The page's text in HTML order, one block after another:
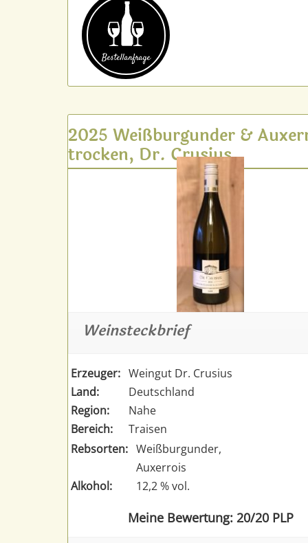
Bestell­anfrage
2025 Weißburgunder &
trocken, Dr. Crusius
Weinsteckbrief
Erzeuger: Weingut Dr. Crusius
Land:
Deutschland
Region:
Nahe
Bereich:
Traisen
Rebsorten: Weißburgunder,
Auxerrois
Alkohol:
12,2 % vol.
Meine Bewertung: 20/20 PLP